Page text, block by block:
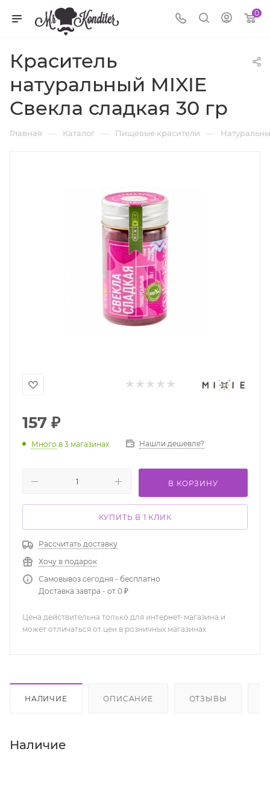
0
Краситель
натуральный MIXIE
Свекла сладкая 30 гр
Главная — Каталог — Пищевые красители —
157 ₽
Много в 3 магазинах Нашли дешевле?
В КОРЗИНУ
КУПИТЬ В 1 КЛИК
Рассчитать доставку
Хочу в подарок
Самовывоз сегодня - бесплатно
Доставка завтра - от 0 ₽
Цена действительна только для интернет-магазина и
может отличаться от цен в розничных магазинах
НАЛИЧИЕ ОПИСАНИЕ ОТЗЫВЫ
Наличие